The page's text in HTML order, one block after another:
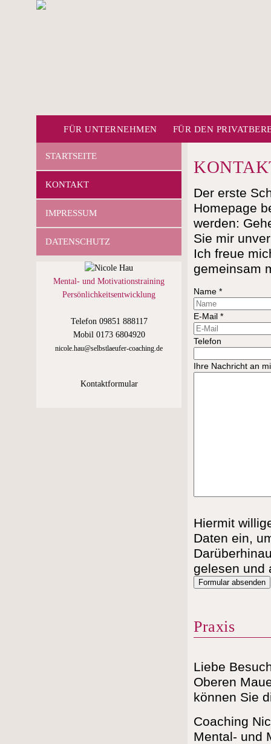
FÜR UNTERNEHMEN FÜR DEN
STARTSEITE
KONTAKT
IMPRESSUM
DATENSCHUTZ
Mental- und Motivationstraining
Persönlichkeitsentwicklung
Telefon 09851 888117
Mobil 0173 6804920
nicole.hau@selbstlaeufer-coaching.de
Kontaktformular
Der erste
Homepage
werden:
Sie mir
Ich freue
gemeinsam
Name *
E-Mail *
Telefon
Ihre Nachricht an
Hiermit
Daten ein,
gelesen und
Formular absenden
Praxis
Liebe
Oberen
können Sie
Coaching
Mental- und